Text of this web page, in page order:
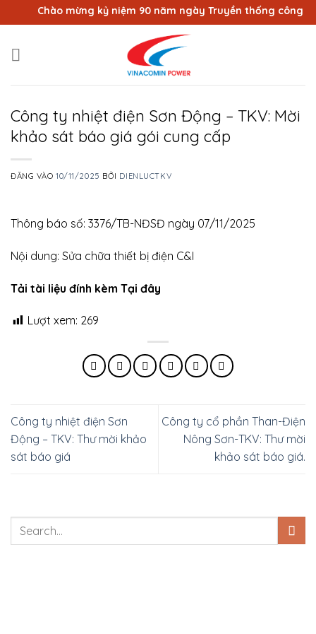
qua
dung
Chào mừng kỷ niệm 90 năm ngày Truyền thống công
Công ty nhiệt điện Sơn Động – TKV: Mời
khảo sát báo giá gói cung cấp
ĐĂNG VÀO10/11/2025 BỞI DIENLUCTKV
Thông báo số: 3376/TB-NĐSĐ ngày 07/11/2025
Nội dung: Sửa chữa thiết bị điện C&I
Tải tài liệu đính kèm Tại đây
Lượt xem: 269
Công ty nhiệt điện Sơn
Động – TKV: Thư mời khảo
sát báo giá
Công ty cổ phần Than-Điện
Nông Sơn-TKV: Thư mời
khảo sát báo giá.